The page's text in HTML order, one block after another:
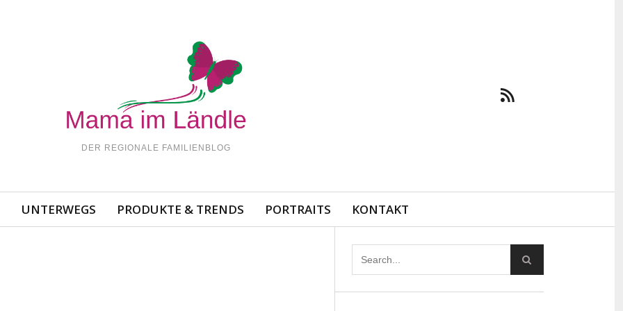
DER REGIONALE FAMILIENBLOG
UNTERWEGS PRODUKTE & TRENDS PORTRAITS KONTAKT